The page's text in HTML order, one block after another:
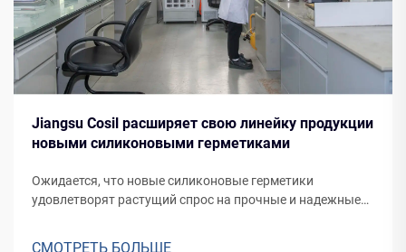
Jiangsu Cosil расширяет свою линейку продукции
новыми силиконовыми герметиками
Ожидается, что новые силиконовые герметики
удовлетворят растущий спрос на прочные и надежные
СМОТРЕТЬ БОЛЬШЕ